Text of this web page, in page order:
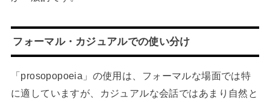
フォーマル・カジュアルでの使い分け
「prosopopoeia」の使用は、フォーマルな場面では特
に適していますが、カジュアルな会話ではあまり自然と